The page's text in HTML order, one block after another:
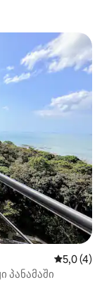
საშუალო
5,0 (4)
პანამაში